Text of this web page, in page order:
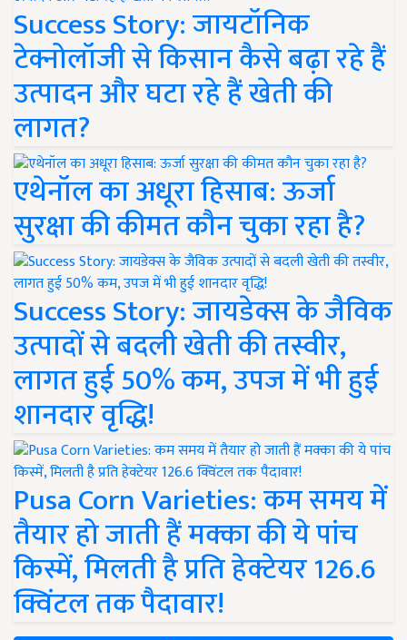
Success Story: जायटॉनिक
टेक्नोलॉजी से किसान कैसे बढ़ा रहे हैं
उत्पादन और घटा रहे हैं खेती की
लागत?
एथेनॉल का अधूरा हिसाब: ऊर्जा
सुरक्षा की कीमत कौन चुका रहा है?
Success Story: जायडेक्स के जैविक
उत्पादों से बदली खेती की तस्वीर,
लागत हुई 50% कम, उपज में भी हुई
शानदार वृद्धि!
Pusa Corn Varieties: कम समय में
तैयार हो जाती हैं मक्का की ये पांच
किस्में, मिलती है प्रति हेक्टेयर 126.6
क्विंटल तक पैदावार!